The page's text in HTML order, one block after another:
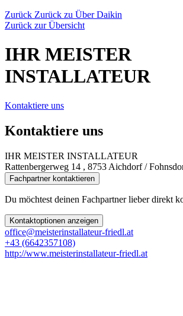
Zurück Zurück zu Über Daikin
Zurück zur Übersicht
IHR MEISTER
INSTALLATEUR
Kontaktiere uns
Kontaktiere uns
IHR MEISTER INSTALLATEUR
Rattenbergerweg 14 , 8753 Aichdorf /
Fachpartner kontaktieren
Du möchtest deinen Fachpartner lieber direkt
Kontaktoptionen anzeigen
office@meisterinstallateur-friedl.at
+43 (6642357108)
http://www.meisterinstallateur-friedl.at